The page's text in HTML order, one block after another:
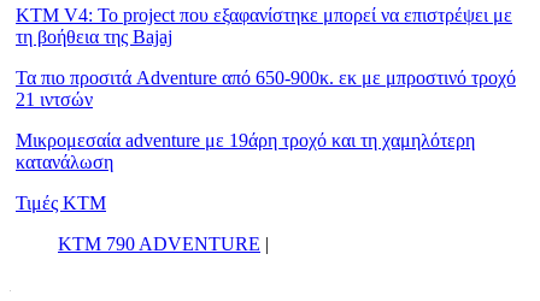
KTM V4: Το project που εξαφανίστηκε μπορεί να επιστρέψει με
τη βοήθεια της Bajaj
Τα πιο προσιτά Adventure από 650-900κ. εκ με μπροστινό τροχό
21 ιντσών
Μικρομεσαία adventure με 19άρη τροχό και τη χαμηλότερη
κατανάλωση
Τιμές KTM
KTM 790 ADVENTURE |